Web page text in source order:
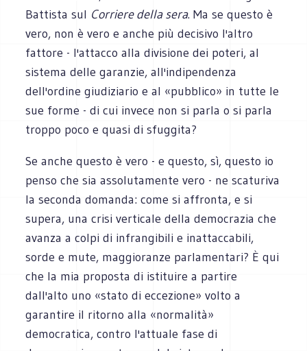
Battista sul Corriere della sera. Ma se questo è
vero, non è vero e anche più decisivo l'altro
fattore - l'attacco alla divisione dei poteri, al
sistema delle garanzie, all'indipendenza
dell'ordine giudiziario e al «pubblico» in tutte le
sue forme - di cui invece non si parla o si parla
troppo poco e quasi di sfuggita?
Se anche questo è vero - e questo, sì, questo io
penso che sia assolutamente vero - ne scaturiva
la seconda domanda: come si affronta, e si
supera, una crisi verticale della democrazia che
avanza a colpi di infrangibili e inattaccabili,
sorde e mute, maggioranze parlamentari? È qui
che la mia proposta di istituire a partire
dall'alto uno «stato di eccezione» volto a
garantire il ritorno alla «normalità»
democratica, contro l'attuale fase di